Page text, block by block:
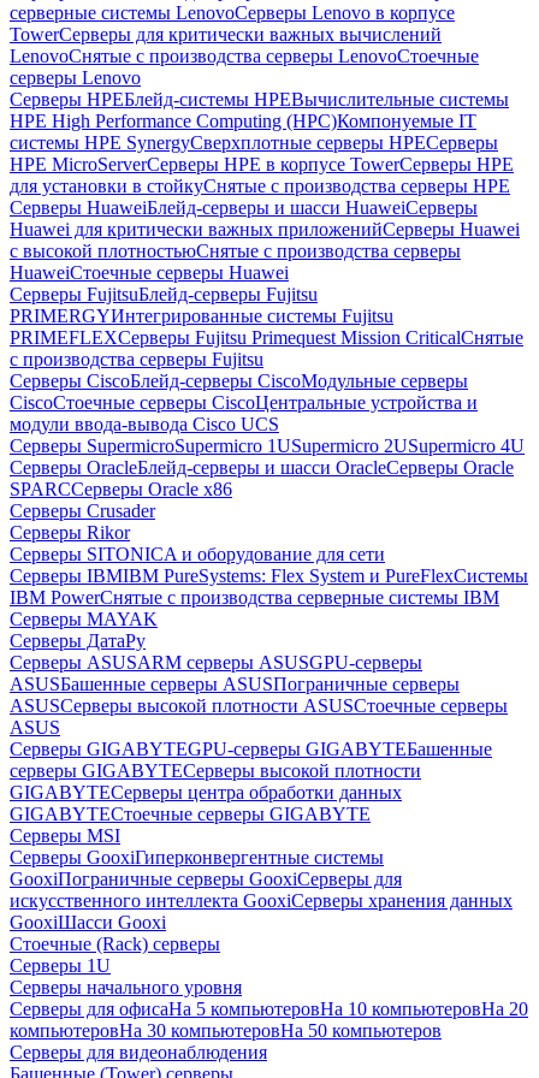
серверные системы LenovoСерверы Lenovo в корпусе
TowerСерверы для критически важных вычислений
LenovoСнятые с производства серверы LenovoСтоечные
серверы Lenovo
Серверы HPEБлейд-системы HPEВычислительные системы
HPE High Performance Computing (HPC)Компонуемые IT
системы HPE SynergyСверхплотные серверы HPEСерверы
HPE MicroServerСерверы HPE в корпусе TowerСерверы HPE
для установки в стойкуСнятые с производства серверы HPE
Серверы HuaweiБлейд-серверы и шасси HuaweiСерверы
Huawei для критически важных приложенийСерверы Huawei
с высокой плотностьюСнятые с производства серверы
HuaweiСтоечные серверы Huawei
Серверы FujitsuБлейд-серверы Fujitsu
PRIMERGYИнтегрированные системы Fujitsu
PRIMEFLEXСерверы Fujitsu Primequest Mission CriticalСнятые
с производства серверы Fujitsu
Серверы CiscoБлейд-серверы CiscoМодульные серверы
CiscoСтоечные серверы CiscoЦентральные устройства и
модули ввода-вывода Cisco UCS
Серверы SupermicroSupermicro 1USupermicro 2USupermicro 4U
Серверы OracleБлейд-серверы и шасси OracleСерверы Oracle
SPARCСерверы Oracle x86
Серверы Crusader
Серверы Rikor
Серверы SITONICA и оборудование для сети
Серверы IBMIBM PureSystems: Flex System и PureFlexСистемы
IBM PowerСнятые с производства серверные системы IBM
Серверы MAYAK
Серверы ДатаРу
Серверы ASUSARM серверы ASUSGPU-серверы
ASUSБашенные серверы ASUSПограничные серверы
ASUSСерверы высокой плотности ASUSСтоечные серверы
ASUS
Серверы GIGABYTEGPU-серверы GIGABYTEБашенные
серверы GIGABYTEСерверы высокой плотности
GIGABYTEСерверы центра обработки данных
GIGABYTEСтоечные серверы GIGABYTE
Серверы MSI
Серверы GooxiГиперконвергентные системы
GooxiПограничные серверы GooxiСерверы для
искусственного интеллекта GooxiСерверы хранения данных
GooxiШасси Gooxi
Стоечные (Rack) серверы
Серверы 1U
Серверы начального уровня
Серверы для офисаНа 5 компьютеровНа 10 компьютеровНа 20
компьютеровНа 30 компьютеровНа 50 компьютеров
Серверы для видеонаблюдения
Башенные (Tower) серверы